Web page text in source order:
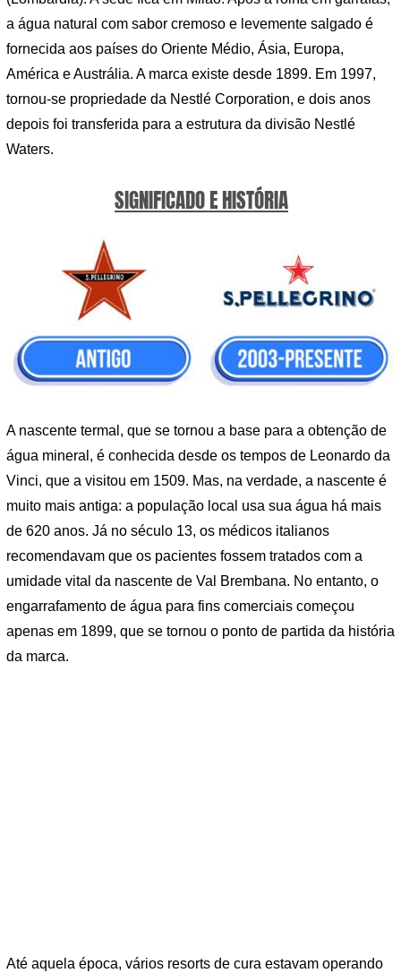
a água natural com sabor cremoso e levemente salgado é
fornecida aos países do Oriente Médio, Ásia, Europa,
América e Austrália. A marca existe desde 1899. Em 1997,
tornou-se propriedade da Nestlé Corporation, e dois anos
depois foi transferida para a estrutura da divisão Nestlé
Waters.
SIGNIFICADO E HISTÓRIA
A nascente termal, que se tornou a base para a obtenção de
água mineral, é conhecida desde os tempos de Leonardo da
Vinci, que a visitou em 1509. Mas, na verdade, a nascente é
muito mais antiga: a população local usa sua água há mais
de 620 anos. Já no século 13, os médicos italianos
recomendavam que os pacientes fossem tratados com a
umidade vital da nascente de Val Brembana. No entanto, o
engarrafamento de água para fins comerciais começou
apenas em 1899, que se tornou o ponto de partida da história
da marca.
Até aquela época, vários resorts de cura estavam operando